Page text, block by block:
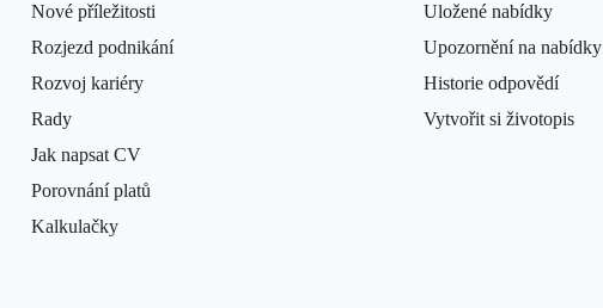
Nové příležitosti
Rozjezd podnikání
Rozvoj kariéry
Rady
Jak napsat CV
Porovnání platů
Kalkulačky
Uložené nabídky
Upozornění na nabídky
Historie odpovědí
Vytvořit si životopis